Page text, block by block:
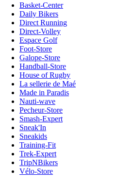
Basket-Center
Daily Bikers
Direct Running
Direct-Volley
Espace Golf
Foot-Store
Galope-Store
Handball-Store
House of Rugby
La sellerie de Maé
Made in Paradis
Nauti-wave
Pecheur-Store
Smash-Expert
Sneak'In
Sneakids
Training-Fit
Trek-Expert
TripNBikers
Vélo-Store